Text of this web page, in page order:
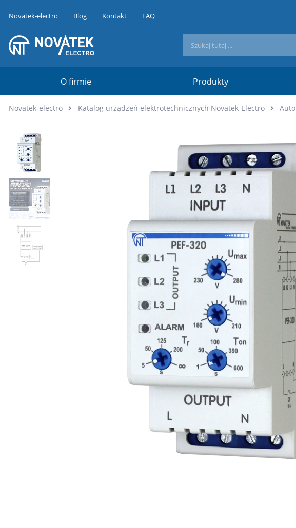
Novatek-electro Blog Kontakt FAQ
O firmie Produkty
Novatek-electro Katalog urządzeń elektrotechnicznych Novatek-Electro